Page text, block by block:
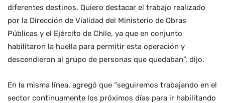
diferentes destinos. Quiero destacar el trabajo realizado
por la Dirección de Vialidad del Ministerio de Obras
Públicas y el Ejército de Chile, ya que en conjunto
habilitaron la huella para permitir esta operación y
descendieron al grupo de personas que quedaban”, dijo.
En la misma línea, agregó que “seguiremos trabajando en el
sector continuamente los próximos días para ir habilitando